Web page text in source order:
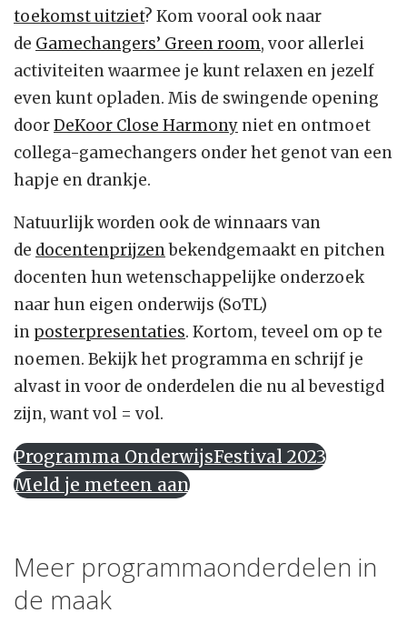
toekomst uitziet? Kom vooral ook naar
de Gamechangers’ Green room, voor allerlei
activiteiten waarmee je kunt relaxen en jezelf
even kunt opladen. Mis de swingende opening
doorDeKoor Close Harmony niet en ontmoet
collega-gamechangers onder het genot van een
hapje en drankje.
Natuurlijk worden ook de winnaars van
de docentenprijzenbekendgemaakt en pitchen
docenten hun wetenschappelijke onderzoek
naar hun eigen onderwijs (SoTL)
in posterpresentaties. Kortom, teveel om op te
noemen. Bekijk het programma en schrijf je
alvast in voor de onderdelen die nu al bevestigd
zijn, want vol = vol.
Programma OnderwijsFestival 2023
Meld je meteen aan
Meer programmaonderdelen in
de maak